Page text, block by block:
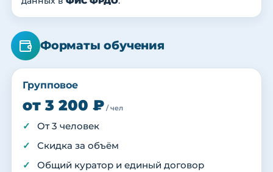
Форматы обучения
Групповое
от 3 200 ₽ / чел
От 3 человек
Скидка за объём
Общий куратор и единый договор